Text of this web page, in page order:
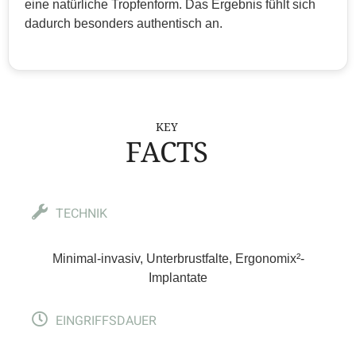
eine natürliche Tropfenform. Das Ergebnis fühlt sich
dadurch besonders authentisch an.
KEY
FACTS
TECHNIK
Minimal-invasiv, Unterbrustfalte, Ergonomix²-
Implantate
EINGRIFFSDAUER